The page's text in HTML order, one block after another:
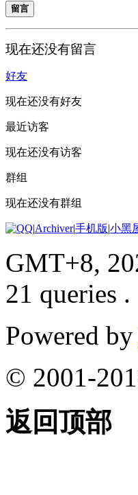
留言
现在还没有留言
好友
现在还没有好友
最近访客
现在还没有访客
群组
现在还没有群组
|Archiver|手机版|小黑
GMT+8,
21 queries .
Powered by
© 2001-
返回顶部